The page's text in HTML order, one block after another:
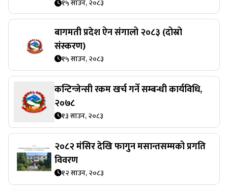
१५ साउन, २०८३
बागमती प्रदेश ऐन संगालो २०८३ (दोस्रो
संस्करण)
१५ साउन, २०८३
कन्टिन्जेन्सी रकम खर्च गर्ने सम्बन्धी कार्यविधि,
२०७८
१३ साउन, २०८३
२०८२ मंसिर देखि फागुन मसान्तसम्मको प्रगति
विवरण
१२ साउन, २०८३